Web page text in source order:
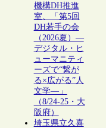
機構DH推進
室、「第5回
DH若手の会
（2026夏）―
デジタル・ヒ
ューマニティ
ーズで“繋が
る×広がる”人
文学―」
（8/24-25・大
阪府）
埼玉県立久喜